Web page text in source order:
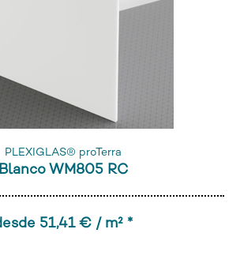
PLEXIGLAS® proTerra
Blanco WM805 RC
51,41 € / m² *